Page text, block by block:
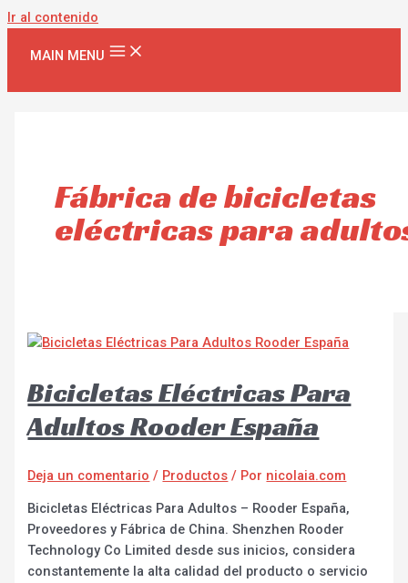
Ir al contenido
MAIN MENU
Fábrica de bicicletas
eléctricas para
Bicicletas Eléctricas Para
Adultos Rooder España
Deja un comentario / Productos / Por nicolaia.com
Bicicletas Eléctricas Para Adultos – Rooder España,
Proveedores y Fábrica de China. Shenzhen Rooder
Technology Co Limited desde sus inicios, considera
constantemente la alta calidad del producto o servicio